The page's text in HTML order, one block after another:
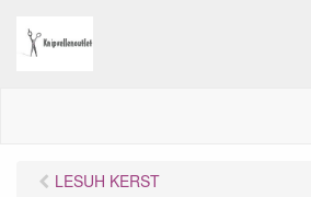
LESUH KERST